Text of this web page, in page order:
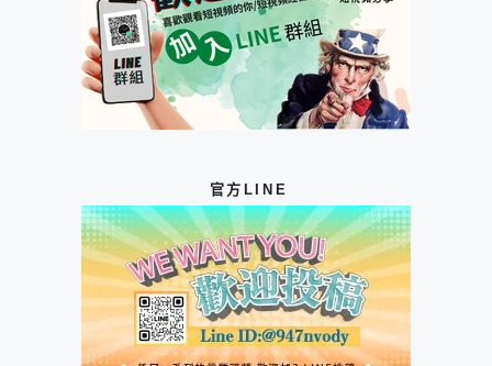
官方LINE